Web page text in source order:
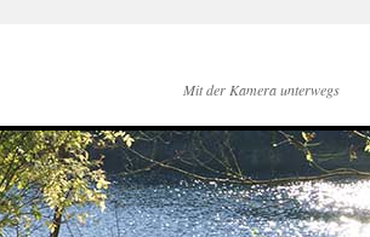
Mit der Kamera unterwegs